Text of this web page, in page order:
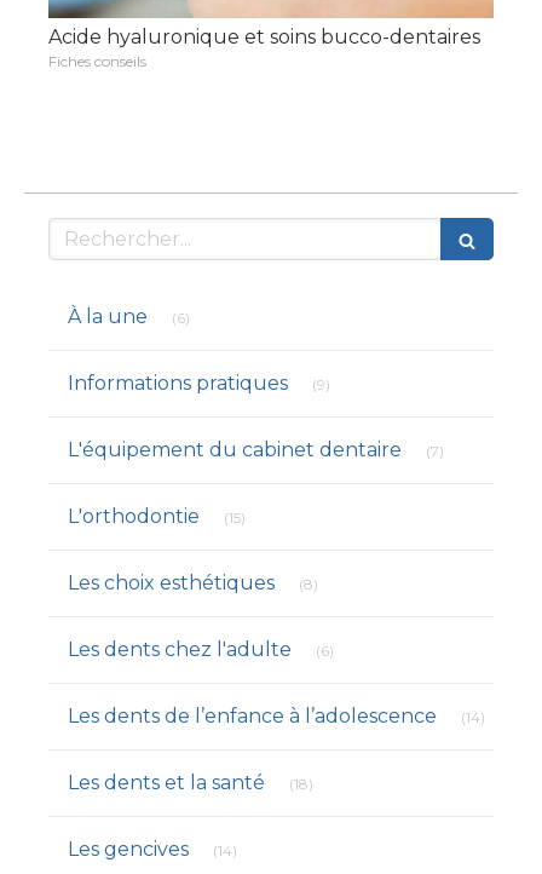
Acide hyaluronique et soins bucco-dentaires
Fiches conseils
Rechercher
À la une (6)
Informations pratiques (9)
L'équipement du cabinet dentaire (7)
L'orthodontie (15)
Les choix esthétiques (8)
Les dents chez l'adulte (6)
Les dents de l’enfance à l’adolescence (14)
Les dents et la santé (18)
Les gencives (14)